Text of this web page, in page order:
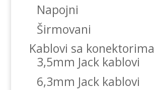
Napojni
Širmovani
Kablovi sa konektorima
3,5mm Jack kablovi
6,3mm Jack kablovi